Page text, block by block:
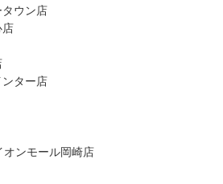
ウン店
店
ター店
オンモール岡崎店